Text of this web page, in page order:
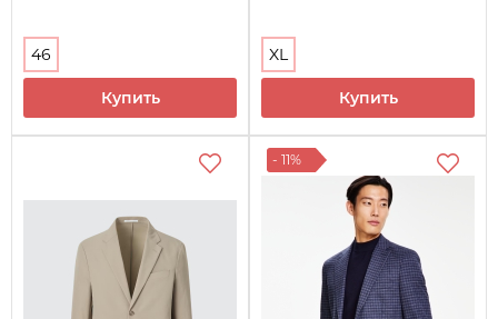
46
Купить
XL
Купить
- 11%